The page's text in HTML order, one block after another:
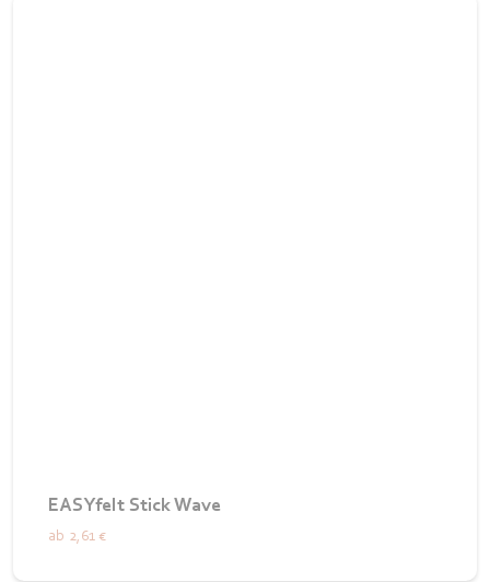
EASYfelt Stick Wave
ab 2,61 €